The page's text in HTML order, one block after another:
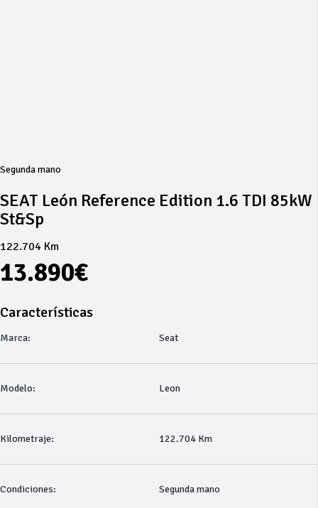
Segunda mano
SEAT León Reference Edition 1.6 TDI 85kW
St&Sp
122.704 Km
13.890€
Características
Marca: Seat
Modelo: Leon
Kilometraje: 122.704 Km
Condiciones: Segunda mano